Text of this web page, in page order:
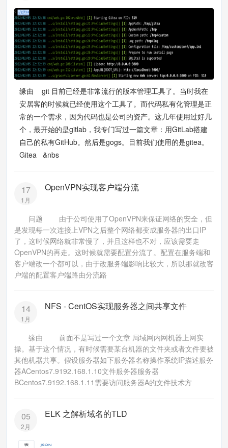
缘由 git 目前已经是非常流行的版本管理工具了。当时我在
安居客的时候就已经使用这个工具了。而代码私有化管理是正
常的一个需求，因为代码也是公司的资产。这几年使用过好几
个，最开始的是gitlab，我专门写过一篇文章：用GitLab搭建
自己的私有GitHub。然后是gogs。目前我们使用的是gitea。
Gitea &nbs
17
1月
OpenVPN实现客户端分流
问题 由于公司使用了OpenVPN来保证网络的安全，但
是发现每一次连接上VPN之后整个网络都变成服务器的出口IP
了，这时候网络就非常慢了，并且这样也不对，应该需要走
OpenVPN的再走。这时候就需要配置分流了。配置在服务端和
客户端改一个都可以，由于改服务端影响比较大，所以那就改客
户端的配置客户端路由分流路
14
1月
NFS - CentOS实现服务器之间共享文件
缘由 前面不是写过一个文章 局域网内网机器上网实
操。基于这个情况，有时候需要某台机器的文件夹或者文件要被
其他机器共享。假设服务器如下服务器名称操作系统IP描述服务
器ACentos7.9192.168.1.10文件服务器服务器
BCentos7.9192.168.1.11需要访问服务器A的文件技术方
05
2月
ELK 之解析域名的TLD